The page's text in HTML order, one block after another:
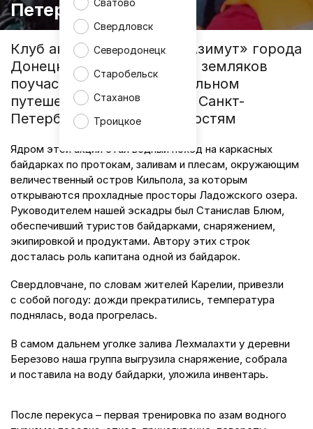
Сватово
Свердловск
Северодонецк
Старобельск
Стаханов
Троицкое
Петербурга
Клуб активного отдыха «Азимут» города
Донецка пригласил наших земляков
поучаствовать в увлекательном
путешествии по красотам Санкт-
Петербурга и его окрестностям
Ядром этой акции стал водный поход на каркасных
байдарках по протокам, заливам и плесам, окружающим
величественный остров Кильпола, за которым
открываются прохладные просторы Ладожского озера.
Руководителем нашей эскадры был Станислав Блюм,
обеспечивший туристов байдарками, снаряжением,
экипировкой и продуктами. Автору этих строк
досталась роль капитана одной из байдарок.
Свердловчане, по словам жителей Карелии, привезли
с собой погоду: дожди прекратились, температура
поднялась, вода прогрелась.
В самом дальнем уголке залива Лехмалахти у деревни
Березово наша группа выгрузила снаряжение, собрала
и поставила на воду байдарки, уложила инвентарь.
После перекуса – первая тренировка по азам водного